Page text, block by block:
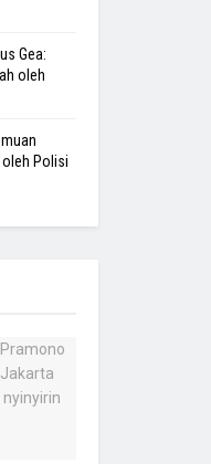
Gea:
oleh
oleh Polisi